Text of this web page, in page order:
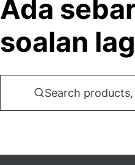
Ada
soalan
Search